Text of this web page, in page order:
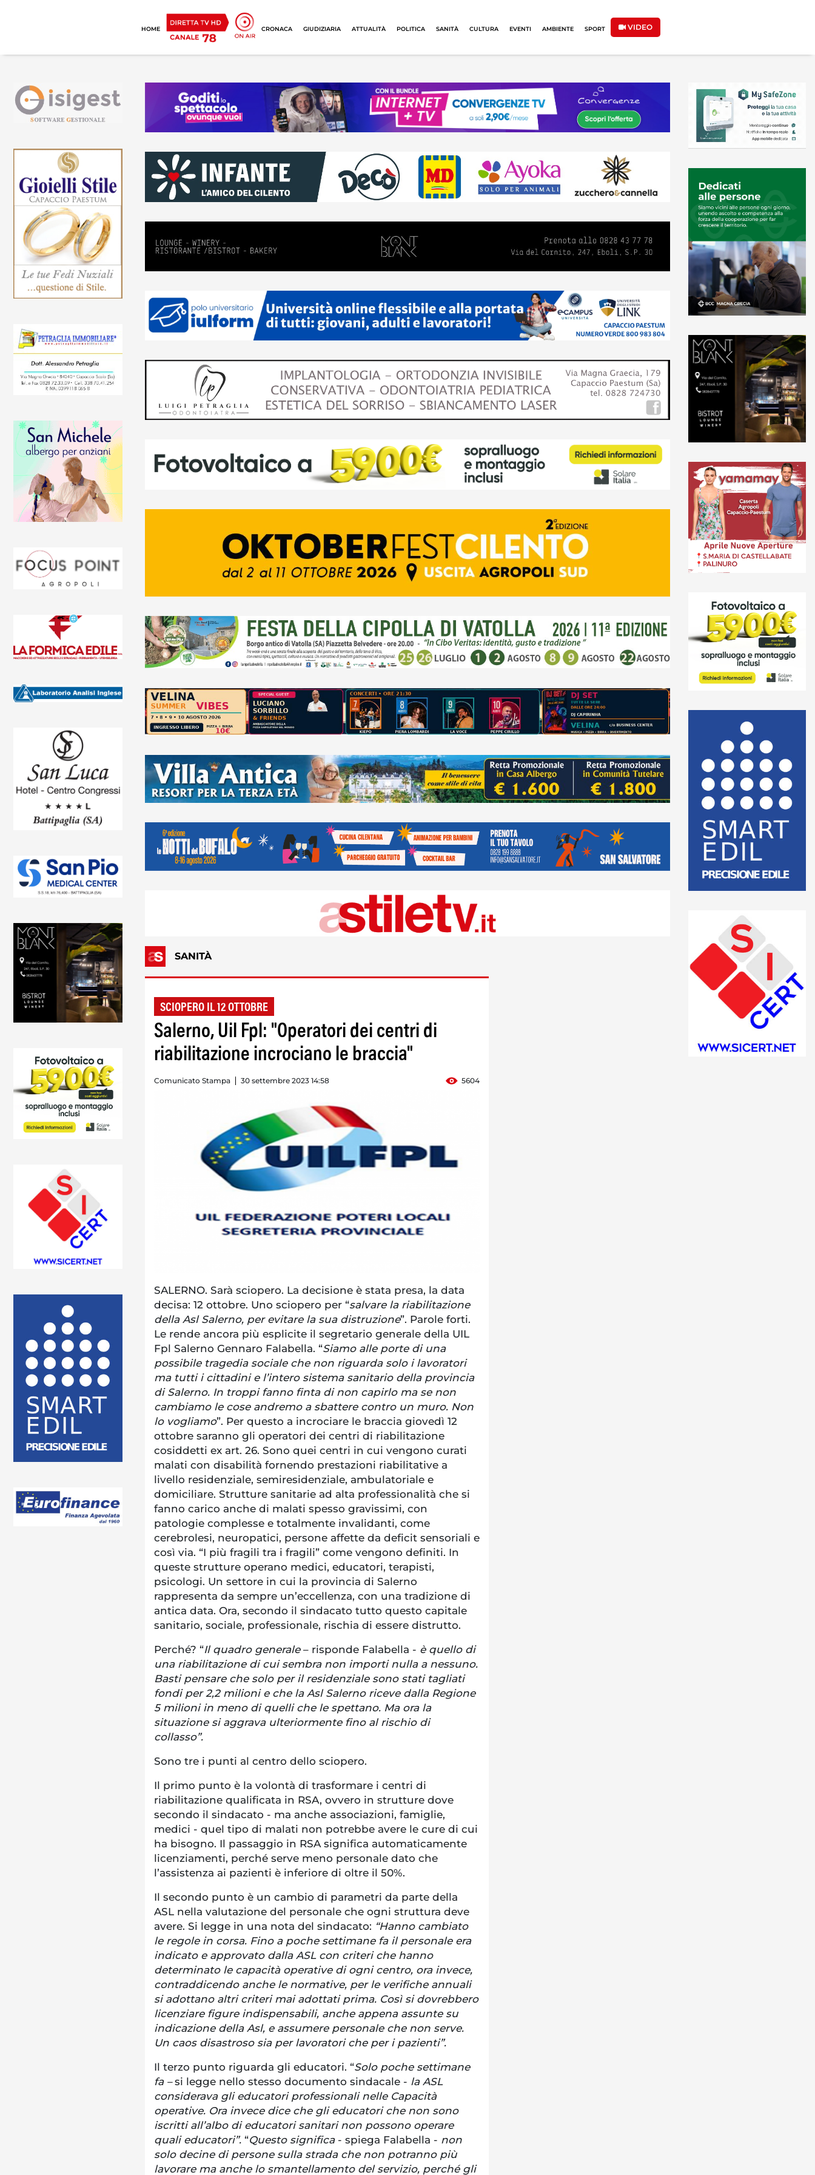
HOME CRONACA GIUDIZIARIA ATTUALITÀ POLITICA SANITÀ CULTURA EVENTI AMBIENTE SPORT VIDEO
SANITÀ
SCIOPERO IL 12 OTTOBRE
Salerno, Uil Fpl: "Operatori dei centri di
riabilitazione incrociano le braccia"
Comunicato Stampa 30 settembre 2023 14:58 5604
SALERNO. Sarà sciopero. La decisione è stata presa, la data
decisa: 12 ottobre. Uno sciopero per “salvare la riabilitazione
della Asl Salerno, per evitare la sua distruzione”. Parole forti.
Le rende ancora più esplicite il segretario generale della UIL
Fpl Salerno Gennaro Falabella. “Siamo alle porte di una
possibile tragedia sociale che non riguarda solo i lavoratori
ma tutti i cittadini e l’intero sistema sanitario della provincia
di Salerno. In troppi fanno finta di non capirlo ma se non
cambiamo le cose andremo a sbattere contro un muro. Non
lo vogliamo”. Per questo a incrociare le braccia giovedì 12
ottobre saranno gli operatori dei centri di riabilitazione
cosiddetti ex art. 26. Sono quei centri in cui vengono curati
malati con disabilità fornendo prestazioni riabilitative a
livello residenziale, semiresidenziale, ambulatoriale e
domiciliare. Strutture sanitarie ad alta professionalità che si
fanno carico anche di malati spesso gravissimi, con
patologie complesse e totalmente invalidanti, come
cerebrolesi, neuropatici, persone affette da deficit sensoriali e
così via. “I più fragili tra i fragili” come vengono definiti. In
queste strutture operano medici, educatori, terapisti,
psicologi. Un settore in cui la provincia di Salerno
rappresenta da sempre un’eccellenza, con una tradizione di
antica data. Ora, secondo il sindacato tutto questo capitale
sanitario, sociale, professionale, rischia di essere distrutto.
Perché? “Il quadro generale – risponde Falabella - è quello di
una riabilitazione di cui sembra non importi nulla a nessuno.
Basti pensare che solo per il residenziale sono stati tagliati
fondi per 2,2 milioni e che la Asl Salerno riceve dalla Regione
5 milioni in meno di quelli che le spettano. Ma ora la
situazione si aggrava ulteriormente fino al rischio di
collasso”.
Sono tre i punti al centro dello sciopero.
Il primo punto è la volontà di trasformare i centri di
riabilitazione qualificata in RSA, ovvero in strutture dove
secondo il sindacato - ma anche associazioni, famiglie,
medici - quel tipo di malati non potrebbe avere le cure di cui
ha bisogno. Il passaggio in RSA significa automaticamente
licenziamenti, perché serve meno personale dato che
l’assistenza ai pazienti è inferiore di oltre il 50%.
Il secondo punto è un cambio di parametri da parte della
ASL nella valutazione del personale che ogni struttura deve
avere. Si legge in una nota del sindacato: “Hanno cambiato
le regole in corsa. Fino a poche settimane fa il personale era
indicato e approvato dalla ASL con criteri che hanno
determinato le capacità operative di ogni centro, ora invece,
contraddicendo anche le normative, per le verifiche annuali
si adottano altri criteri mai adottati prima. Così si dovrebbero
licenziare figure indispensabili, anche appena assunte su
indicazione della Asl, e assumere personale che non serve.
Un caos disastroso sia per lavoratori che per i pazienti”.
Il terzo punto riguarda gli educatori. “Solo poche settimane
fa –si legge nello stesso documento sindacale - la ASL
considerava gli educatori professionali nelle Capacità
operative. Ora invece dice che gli educatori che non sono
iscritti all’albo di educatori sanitari non possono operare
quali educatori”. “Questo significa - spiega Falabella - non
solo decine di persone sulla strada che non potranno più
lavorare ma anche lo smantellamento del servizio, perché gli